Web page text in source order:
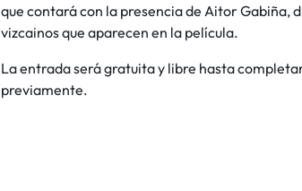
que contará con la presencia de Aitor Gabiña,
vizcainos que aparecen en la película.
La entrada será gratuita y libre hasta
previamente.